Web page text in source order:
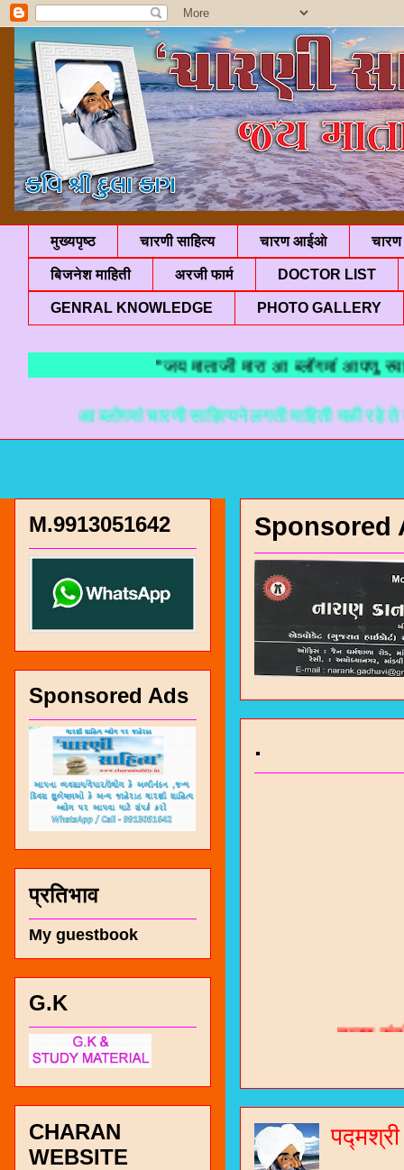
मुख्यपृष्ठ चारणी साहित्य चारण आईओ चारण
बिजनेश माहिती अरजी फार्म DOCTOR LIST
GENRAL KNOWLEDGE PHOTO GALLERY
"जय माताजी मारा आ ब्लॉगमां आपणु
आ ब्लोगमां चारणी साहित्यने लगती माहिती मळी रहे ते माटे
Sponsored
.
जनरल
M.9913051642
Sponsored Ads
प्रतिभाव
My guestbook
G.K
CHARAN
WEBSITE